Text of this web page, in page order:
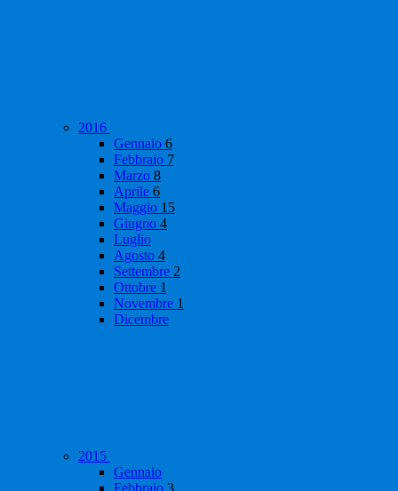
2016
Gennaio 6
Febbraio 7
Marzo 8
Aprile 6
Maggio 15
Giugno 4
Luglio
Agosto 4
Settembre 2
Ottobre 1
Novembre 1
Dicembre
2015
Gennaio